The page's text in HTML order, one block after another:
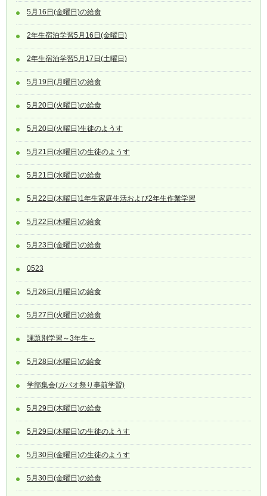
5月16日(金曜日)の給食
2年生宿泊学習5月16日(金曜日)
2年生宿泊学習5月17日(土曜日)
5月19日(月曜日)の給食
5月20日(火曜日)の給食
5月20日(火曜日)生徒のようす
5月21日(水曜日)の生徒のようす
5月21日(水曜日)の給食
5月22日(木曜日)1年生家庭生活および2年生作業学習
5月22日(木曜日)の給食
5月23日(金曜日)の給食
0523
5月26日(月曜日)の給食
5月27日(火曜日)の給食
課題別学習～3年生～
5月28日(水曜日)の給食
学部集会(ガパオ祭り事前学習)
5月29日(木曜日)の給食
5月29日(木曜日)の生徒のようす
5月30日(金曜日)の生徒のようす
5月30日(金曜日)の給食